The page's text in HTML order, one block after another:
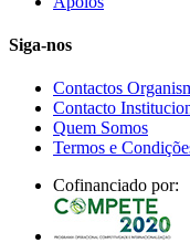
Siga-nos
Contactos
Contacto
Quem Somos
Termos e
Cofinanciado por: